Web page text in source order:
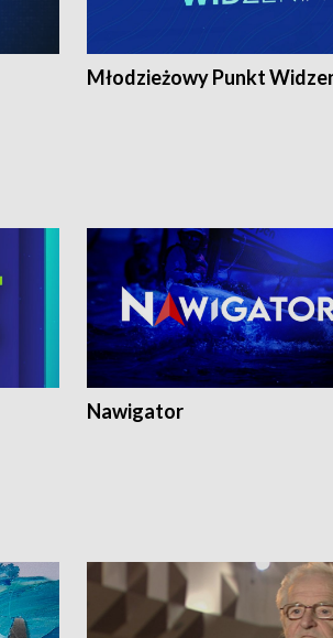
Młodzieżowy Punkt
Nawigator